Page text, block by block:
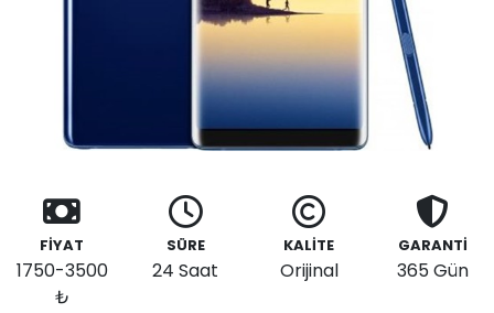
FİYAT
1750-3500
₺
SÜRE
24 Saat
KALİTE
Orijinal
GARANTİ
365 Gün